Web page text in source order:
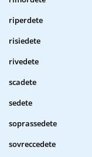
riperdete
risiedete
rivedete
scadete
sedete
soprassedete
sovreccedete